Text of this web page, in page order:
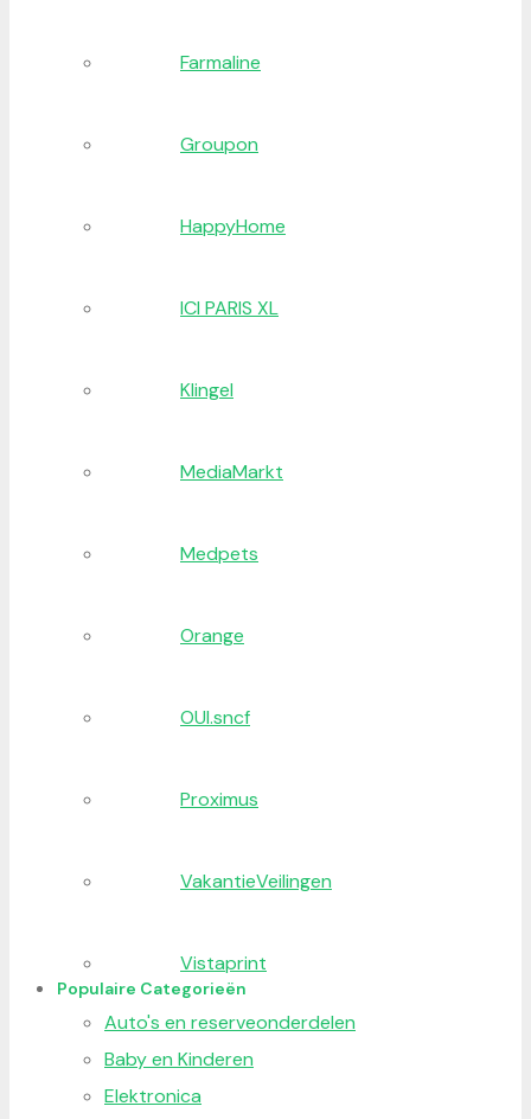
Farmaline
Groupon
HappyHome
ICI PARIS XL
Klingel
MediaMarkt
Medpets
Orange
OUI.sncf
Proximus
VakantieVeilingen
Vistaprint
Populaire Categorieën
Auto's en reserveonderdelen
Baby en Kinderen
Elektronica